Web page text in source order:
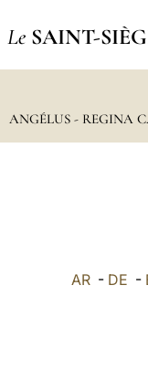
Le SAINT-
ANGÉLUS - REGINA
AR- DE -